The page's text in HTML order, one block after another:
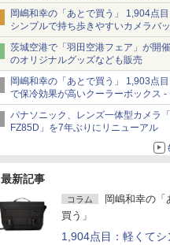
岡嶋和幸の「あとで買う」 1,904点
シンプルで持ち歩きやすいカメラバ
カメ Watch
茨城空港で「羽田空港フェア」が開
のオリジナルグッズなども販売
岡嶋和幸の「あとで買う」 1,903点
で保冷効果が高いクーラーボックス -
Watch
パナソニック、レンズ一体型カメラ
FZ85D」を7年ぶりにリニューアル
最新記事
コラム
岡嶋和幸の「
買う」
1,904点目：軽くてシ